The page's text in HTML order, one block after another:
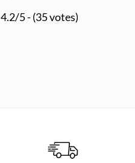
4.2/5 - (35 votes)